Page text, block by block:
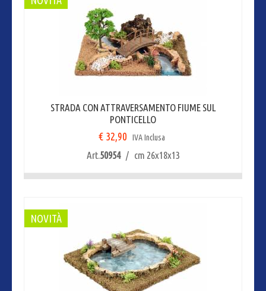
STRADA CON ATTRAVERSAMENTO FIUME SUL
PONTICELLO
€ 32,90 IVA Inclusa
Art.50954/ cm 26x18x13
NOVITÀ